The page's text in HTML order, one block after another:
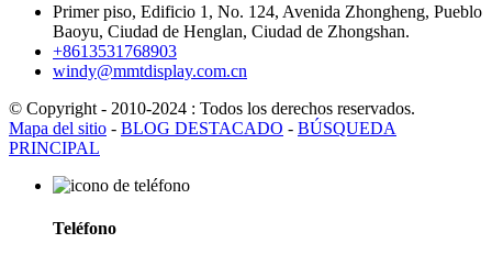
Primer piso, Edificio 1, No. 124, Avenida Zhongheng, Pueblo
Baoyu, Ciudad de Henglan, Ciudad de Zhongshan.
+8613531768903
windy@mmtdisplay.com.cn
© Copyright - 2010-2024 : Todos los derechos reservados.
Mapa del sitio - BLOG DESTACADO - BÚSQUEDA
PRINCIPAL
Teléfono